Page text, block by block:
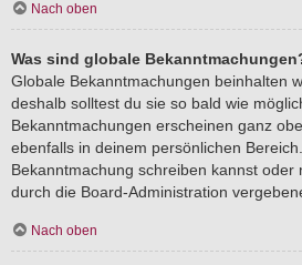
Nach oben
Was sind globale
Globale Bekanntmachungen beinhalten
deshalb solltest du sie so bald wie
Bekanntmachungen erscheinen ganz
ebenfalls in deinem persönlichen
Bekanntmachung schreiben kannst oder
durch die Board-Administration
Nach oben